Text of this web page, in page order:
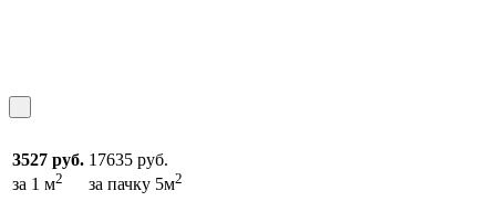
3527 руб.
за 1 м2
17635 руб.
за пачку 5м2